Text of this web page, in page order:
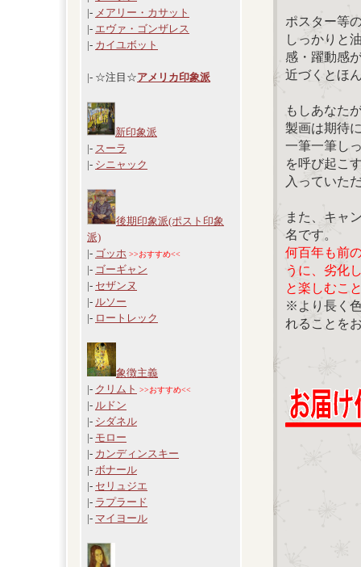
|- メアリー・カサット
|- エヴァ・ゴンザレス
|- カイユボット
|- ☆注目☆アメリカ印象派
新印象派
|- スーラ
|- シニャック
後期印象派(ポスト印象
派)
|- ゴッホ >>おすすめ<<
|- ゴーギャン
|- セザンヌ
|- ルソー
|- ロートレック
象徴主義
|- クリムト >>おすすめ<<
|- ルドン
|- シダネル
|- モロー
|- カンディンスキー
|- ボナール
|- セリュジエ
|- ラプラード
|- マイヨール
ポスター等
しっかりと
感・躍動感
近づくとほ
もしあなた
製画は期待
一筆一筆し
を呼び起こ
入っていた
また、キャ
名です。
何百年も前
うに、劣化
と楽しむこ
※より長く
れることを